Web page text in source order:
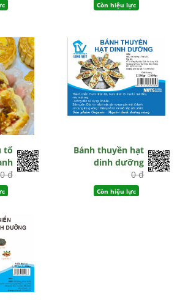
Còn hiệu lực
tổ
0 đ
Bánh thuyền hạt
dinh dưỡng
0 đ
Còn hiệu lực